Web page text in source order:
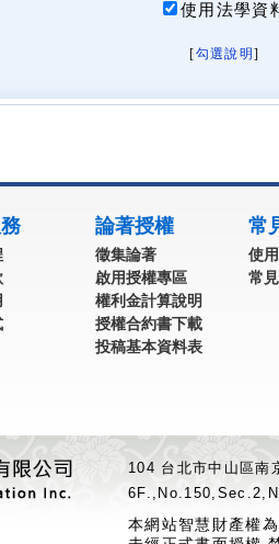
使用法學資
[勾選說明 ]
論著授權
徵集論著
啟用授權專區
權利金計算說明
授權合約書下載
投稿基本資料表
常
使
常
104 台北市中山區
本網站智慧財產權